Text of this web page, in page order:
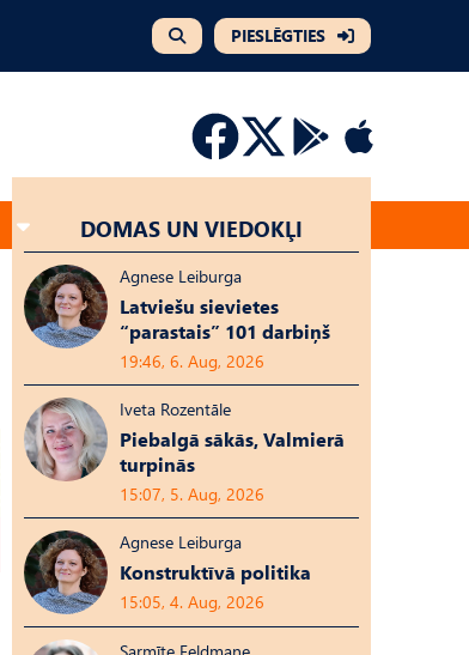
PIESLĒGTIES
DOMAS UN VIEDOKĻI
Agnese Leiburga
Latviešu sievietes
“parastais” 101 darbiņš
19:46, 6. Aug, 2026
Iveta Rozentāle
Piebalgā sākās, Valmierā
turpinās
15:07, 5. Aug, 2026
Agnese Leiburga
Konstruktīvā politika
15:05, 4. Aug, 2026